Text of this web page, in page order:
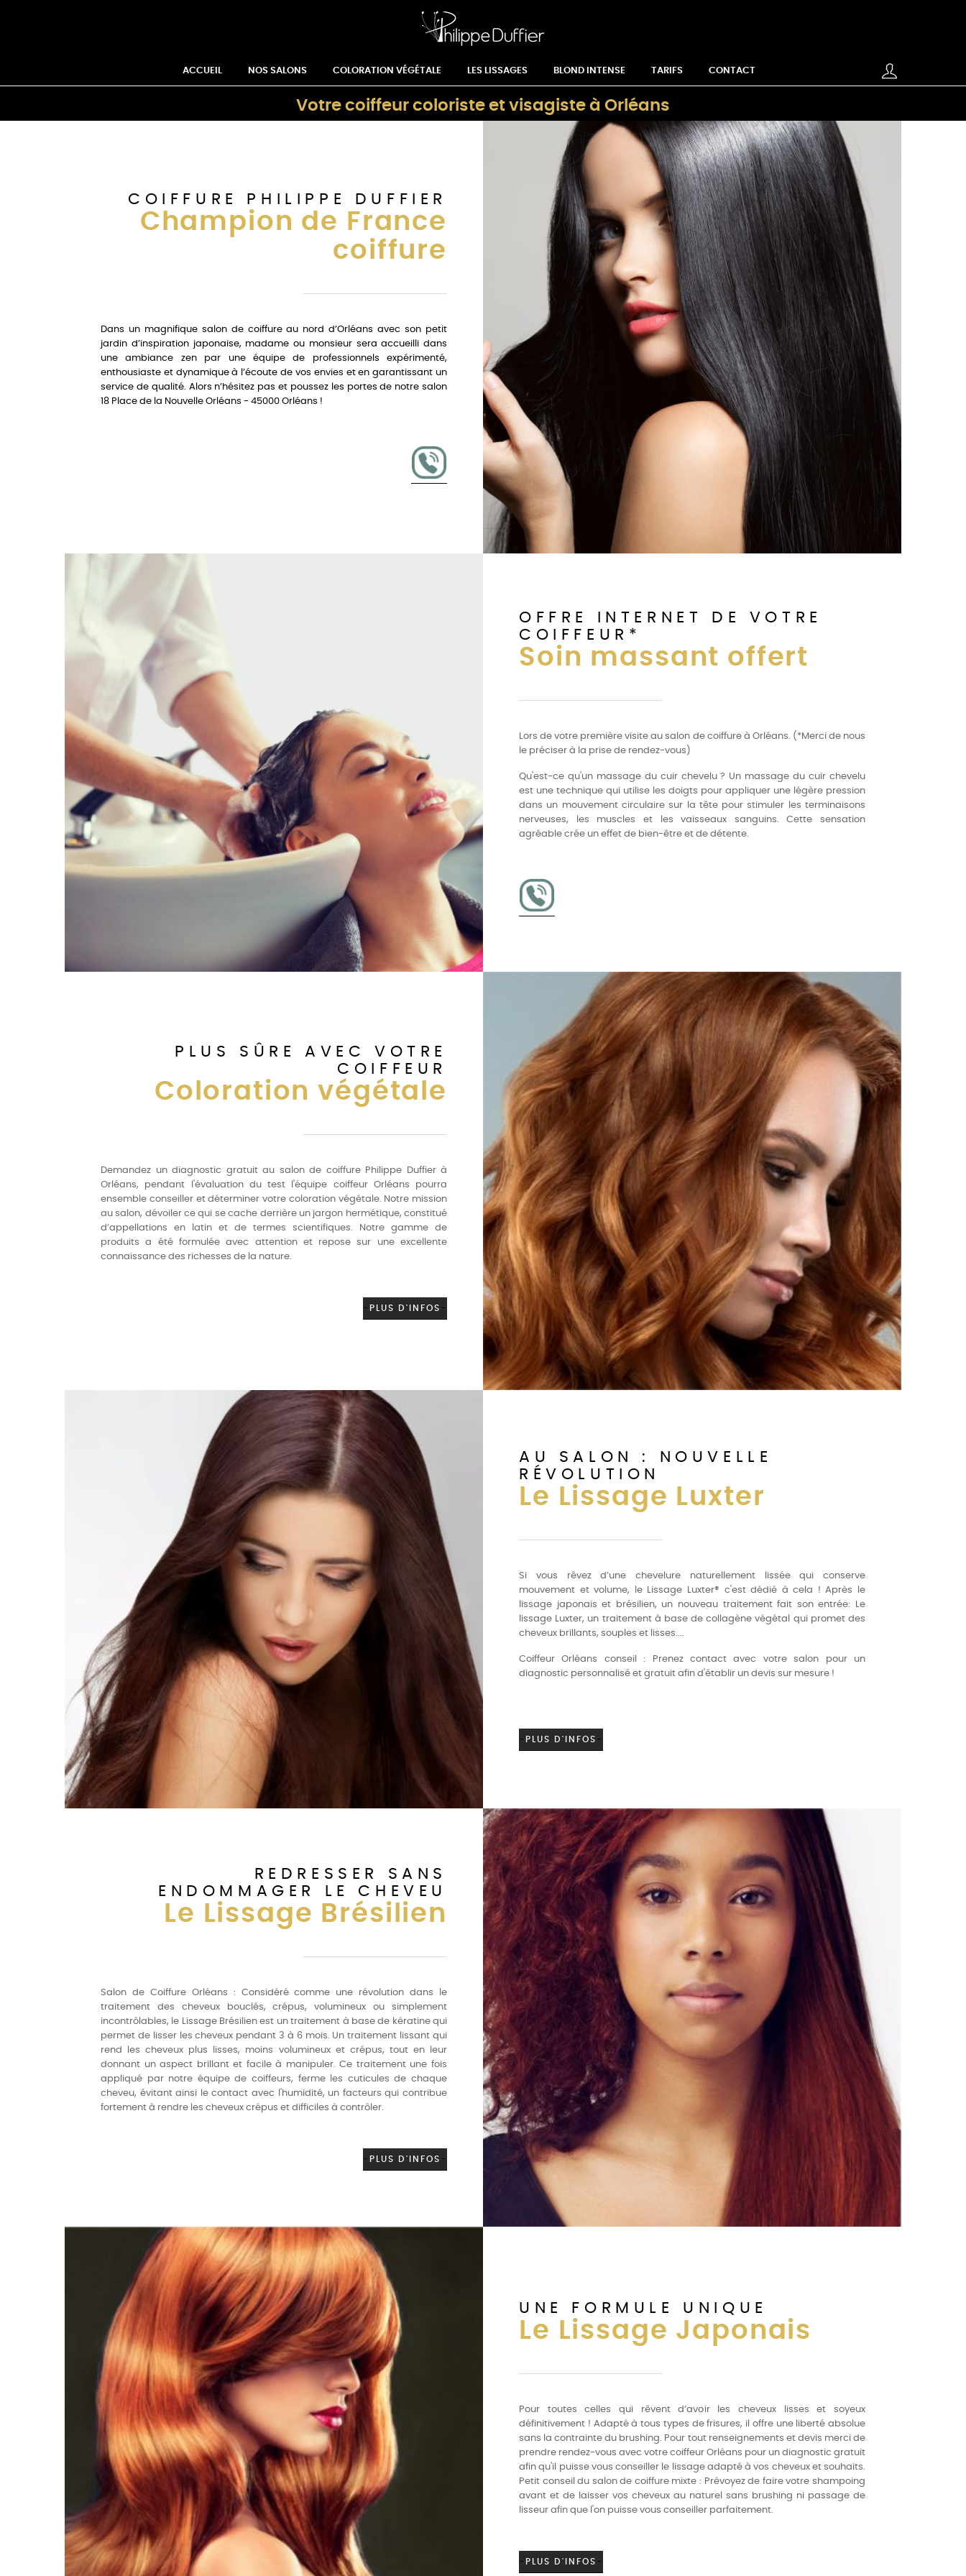
ACCUEIL NOS SALONS COLORATION VÉGÉTALE LES LISSAGES BLOND INTENSE TARIFS CONTACT
Votre coiffeur coloriste et visagiste à Orléans
COIFFURE PHILIPPE DUFFIER
Champion de France
coiffure
Dans un magnifique salon de coiffure au nord d’Orléans avec son petit
jardin d’inspiration japonaise, madame ou monsieur sera accueilli dans
une ambiance zen par une équipe de professionnels expérimenté,
enthousiaste et dynamique à l’écoute de vos envies et en garantissant un
service de qualité. Alors n’hésitez pas et poussez les portes de notre salon
18 Place de la Nouvelle Orléans - 45000 Orléans !
OFFRE INTERNET DE VOTRE
COIFFEUR*
Soin massant offert
Lors de votre première visite au salon de coiffure à Orléans. (*Merci de nous
le préciser à la prise de rendez-vous)
Qu'est-ce qu'un massage du cuir chevelu ? Un massage du cuir chevelu
est une technique qui utilise les doigts pour appliquer une légère pression
dans un mouvement circulaire sur la tête pour stimuler les terminaisons
nerveuses, les muscles et les vaisseaux sanguins. Cette sensation
agréable crée un effet de bien-être et de détente.
PLUS SÛRE AVEC VOTRE
COIFFEUR
Coloration végétale
Demandez un diagnostic gratuit au salon de coiffure Philippe Duffier à
Orléans, pendant l'évaluation du test l'équipe coiffeur Orléans pourra
ensemble conseiller et déterminer votre coloration végétale. Notre mission
au salon, dévoiler ce qui se cache derrière un jargon hermétique, constitué
d’appellations en latin et de termes scientifiques. Notre gamme de
produits a été formulée avec attention et repose sur une excellente
connaissance des richesses de la nature.
- PLUS D'INFOS -
AU SALON : NOUVELLE
RÉVOLUTION
Le Lissage Luxter
Si vous rêvez d’une chevelure naturellement lissée qui conserve
mouvement et volume, le Lissage Luxter® c'est dédié à cela ! Après le
lissage japonais et brésilien, un nouveau traitement fait son entrée: Le
lissage Luxter, un traitement à base de collagène végétal qui promet des
cheveux brillants, souples et lisses....
Coiffeur Orléans conseil : Prenez contact avec votre salon pour un
diagnostic personnalisé et gratuit afin d'établir un devis sur mesure !
- PLUS D'INFOS -
REDRESSER SANS
ENDOMMAGER LE CHEVEU
Le Lissage Brésilien
Salon de Coiffure Orléans : Considéré comme une révolution dans le
traitement des cheveux bouclés, crépus, volumineux ou simplement
incontrôlables, le Lissage Brésilien est un traitement à base de kératine qui
permet de lisser les cheveux pendant 3 à 6 mois. Un traitement lissant qui
rend les cheveux plus lisses, moins volumineux et crépus, tout en leur
donnant un aspect brillant et facile à manipuler. Ce traitement une fois
appliqué par notre équipe de coiffeurs, ferme les cuticules de chaque
cheveu, évitant ainsi le contact avec l'humidité, un facteurs qui contribue
fortement à rendre les cheveux crépus et difficiles à contrôler.
- PLUS D'INFOS -
UNE FORMULE UNIQUE
Le Lissage Japonais
Pour toutes celles qui rêvent d’avoir les cheveux lisses et soyeux
définitivement ! Adapté à tous types de frisures, il offre une liberté absolue
sans la contrainte du brushing. Pour tout renseignements et devis merci de
prendre rendez-vous avec votre coiffeur Orléans pour un diagnostic gratuit
afin qu'il puisse vous conseiller le lissage adapté à vos cheveux et souhaits.
Petit conseil du salon de coiffure mixte : Prévoyez de faire votre shampoing
avant et de laisser vos cheveux au naturel sans brushing ni passage de
lisseur afin que l'on puisse vous conseiller parfaitement.
- PLUS D'INFOS -